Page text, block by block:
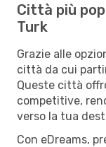
Città più
Turk
Grazie alle
città da cui
Queste città
competitive,
verso la tua
Con eDreams,